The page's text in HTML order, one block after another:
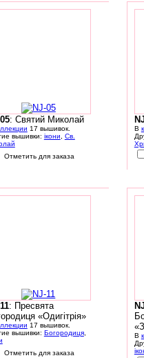
: Святий Миколай
17 вышивок.
вышивки: ікони, Св.
Отметить для заказа
В
: Пресвята
«Одигітрія»
17 вышивок.
вышивки: Богородиця,
Отметить для заказа
В